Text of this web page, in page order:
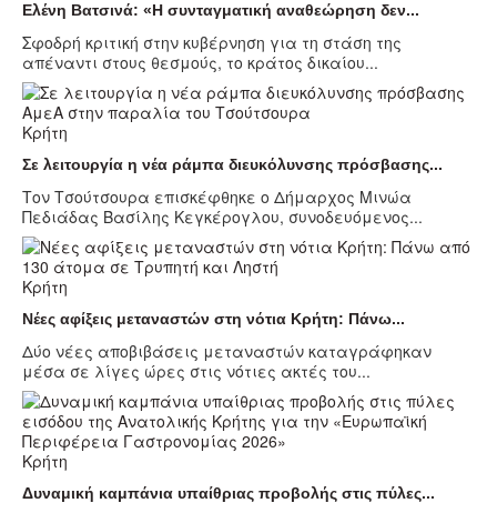
Ελένη Βατσινά: «Η συνταγματική αναθεώρηση δεν...
Σφοδρή κριτική στην κυβέρνηση για τη στάση της
απέναντι στους θεσμούς, το κράτος δικαίου...
Κρήτη
Σε λειτουργία η νέα ράμπα διευκόλυνσης πρόσβασης...
Τον Τσούτσουρα επισκέφθηκε ο Δήμαρχος Μινώα
Πεδιάδας Βασίλης Κεγκέρογλου, συνοδευόμενος...
Κρήτη
Νέες αφίξεις μεταναστών στη νότια Κρήτη: Πάνω...
Δύο νέες αποβιβάσεις μεταναστών καταγράφηκαν
μέσα σε λίγες ώρες στις νότιες ακτές του...
Κρήτη
Δυναμική καμπάνια υπαίθριας προβολής στις πύλες...